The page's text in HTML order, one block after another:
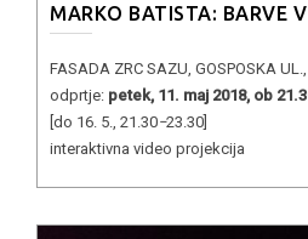
MARKO BATISTA: BARVE
FASADA ZRC SAZU, GOSPOSKA
odprtje: petek, 11. maj 2018, ob
[do 16. 5., 21.30−23.30]
interaktivna video projekcija